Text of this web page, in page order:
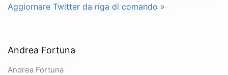
Aggiornare Twitter da riga di comando »
Andrea Fortuna
Andrea Fortuna